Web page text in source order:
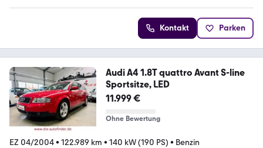
Kontakt Parken
Audi A4 1.8T quattro Avant S-line
Sportsitze, LED
11.999 €
Ohne Bewertung
EZ 04/2004• 122.989 km • 140 kW (190 PS) • Benzin